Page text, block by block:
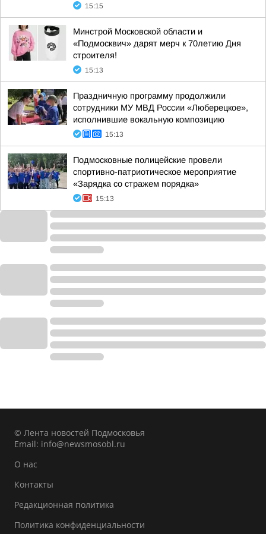
15:15
Минстрой Московской области и
«Подмосквич» дарят мерч к 70летию Дня
строителя!
15:13
Праздничную программу продолжили
сотрудники МУ МВД России «Люберецкое»,
исполнившие вокальную композицию
15:13
Подмосковные полицейские провели
спортивно-патриотическое мероприятие
«Зарядка со стражем порядка»
15:13
© Лента новостей Подмосковья
Email: info@newsmosobl.ru
О нас
Контакты
Редакционная политика
Политика конфиденциальности